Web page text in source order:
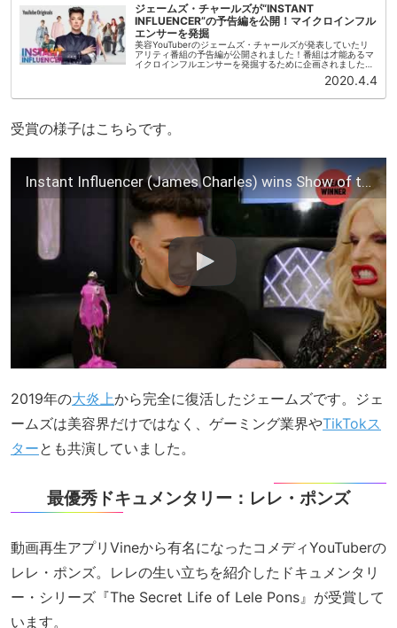
ジェームズ・チャールズが“INSTANT
INFLUENCER”の予告編を公開！マイクロインフル
エンサーを発掘
美容YouTuberのジェームズ・チャールズが発表していたリ
アリティ番組の予告編が公開されました！番組は才能あるマ
イクロインフルエンサーを発掘するために企画されました。
全4編のシリーズはジェームズ・チャールズの公式チャンネ
2020.4.4
受賞の様子はこちらです。
Instant Influencer (James Charles) wins Show of the Year | 2020 YouTube Streamy Awards
2019年の大炎上から完全に復活したジェームズです。ジェ
ームズは美容界だけではなく、ゲーミング業界やTikTokス
ターとも共演していました。
最優秀ドキュメンタリー：レレ・ポンズ
動画再生アプリVineから有名になったコメディYouTuberの
レレ・ポンズ。レレの生い立ちを紹介したドキュメンタリ
ー・シリーズ『The Secret Life of Lele Pons』が受賞して
います。